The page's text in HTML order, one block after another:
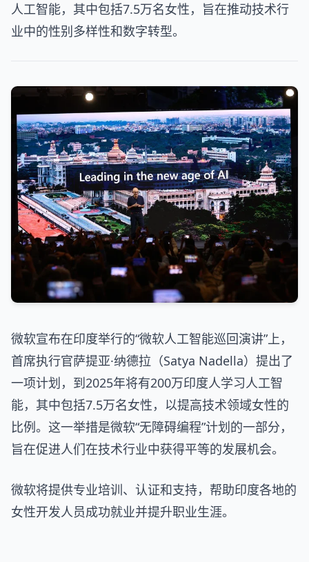
人工智能，其中包括7.5万名女性，旨在推动技术行
业中的性别多样性和数字转型。
微软宣布在印度举行的“微软人工智能巡回演讲”上，
首席执行官萨提亚·纳德拉（Satya Nadella）提出了
一项计划，到2025年将有200万印度人学习人工智
能，其中包括7.5万名女性，以提高技术领域女性的
比例。这一举措是微软“无障碍编程”计划的一部分，
旨在促进人们在技术行业中获得平等的发展机会。
微软将提供专业培训、认证和支持，帮助印度各地的
女性开发人员成功就业并提升职业生涯。